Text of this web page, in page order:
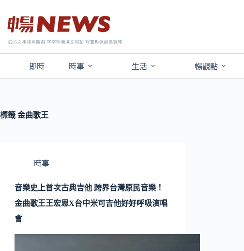
即時 時事 生活 暢觀點
標籤 金曲歌王
時事
音樂史上首次古典吉他 跨界台灣原民音樂！
金曲歌王王宏恩X台中米可吉他好好呼吸演唱
會